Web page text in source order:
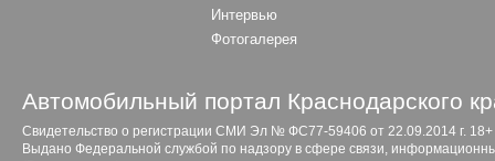
Интервью
Фотогалерея
Автомобильный портал Краснодарского
Свидетельство о регистрации СМИ Эл № ФС77-59406 от 22.09.2014 г. 18+
Выдано Федеральной службой по надзору в сфере связи,